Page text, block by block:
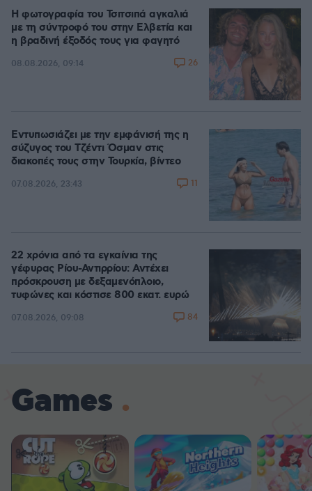
Η φωτογραφία του Τσιτσιπά αγκαλιά
με τη σύντροφό του στην Ελβετία και
η βραδινή έξοδός τους για φαγητό
08.08.2026, 09:14 26
Εντυπωσιάζει με την εμφάνισή της η
σύζυγος του Τζέντι Όσμαν στις
διακοπές τους στην Τουρκία, βίντεο
07.08.2026, 23:43 11
22 χρόνια από τα εγκαίνια της
γέφυρας Ρίου-Αντιρρίου: Αντέχει
πρόσκρουση με δεξαμενόπλοιο,
τυφώνες και κόστισε 800 εκατ. ευρώ
07.08.2026, 09:08 84
Games